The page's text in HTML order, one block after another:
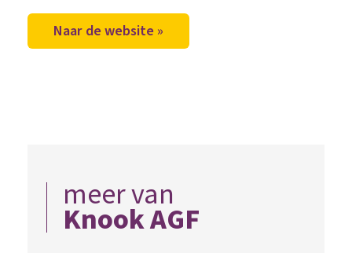
Naar de website »
meer van
Knook AGF